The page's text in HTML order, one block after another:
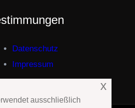
Datenschutz
Impressum
ausschließlich
x